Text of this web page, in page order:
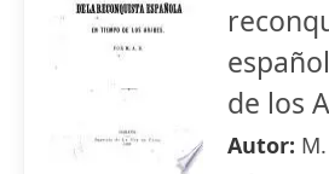
de los
Autor: